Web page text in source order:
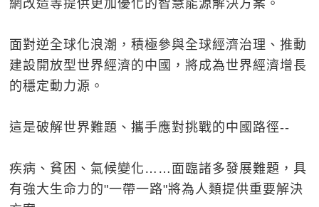
網改造等提供更加優化的智慧能源解決方案。
面對逆全球化浪潮，積極參與全球經濟治理、推動
建設開放型世界經濟的中國，將成為世界經濟增長
的穩定動力源。
這是破解世界難題、攜手應對挑戰的中國路徑--
疾病、貧困、氣候變化……面臨諸多發展難題，具
有強大生命力的"一帶一路"將為人類提供重要解決